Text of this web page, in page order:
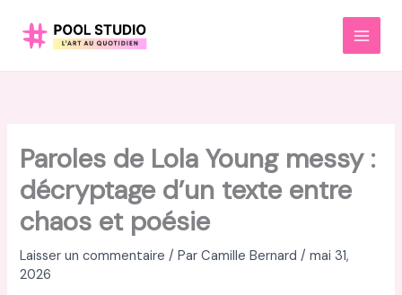
MAIN
Paroles de Lola Young messy :
décryptage d’un texte entre
chaos et poésie
Laisser un commentaire / ParCamille Bernard/mai 31,
2026